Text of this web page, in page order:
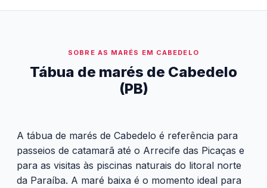
SOBRE AS MARÉS EM CABEDELO
Tábua de marés de Cabedelo
(PB)
A tábua de marés de Cabedelo é referência para
passeios de catamarã até o Arrecife das Picaças e
para as visitas às piscinas naturais do litoral norte
da Paraíba. A maré baixa é o momento ideal para